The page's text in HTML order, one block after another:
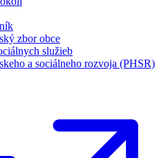
zbor obce
služieb
a sociálneho rozvoja (PHSR)